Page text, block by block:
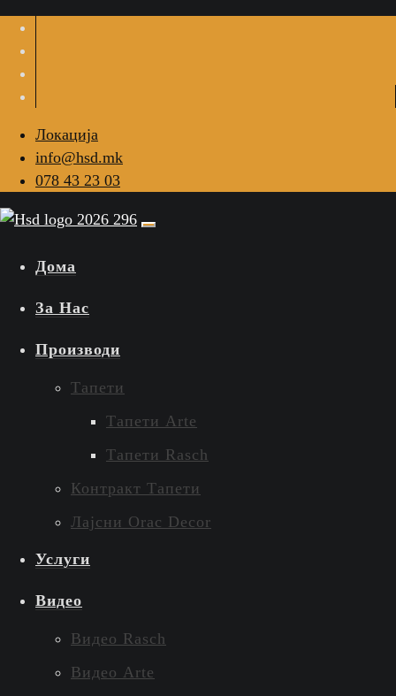
Локација
info@hsd.mk
078 43 23 03
Дома
За Нас
Производи
Тапети
Тапети Arte
Тапети Rasch
Контракт Тапети
Лајсни Orac Decor
Услуги
Видео
Видео Rasch
Видео Arte